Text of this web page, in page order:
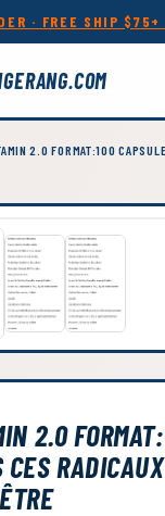
· FREE SHIP $75+
2.0 FORMAT:100
2.0
CES